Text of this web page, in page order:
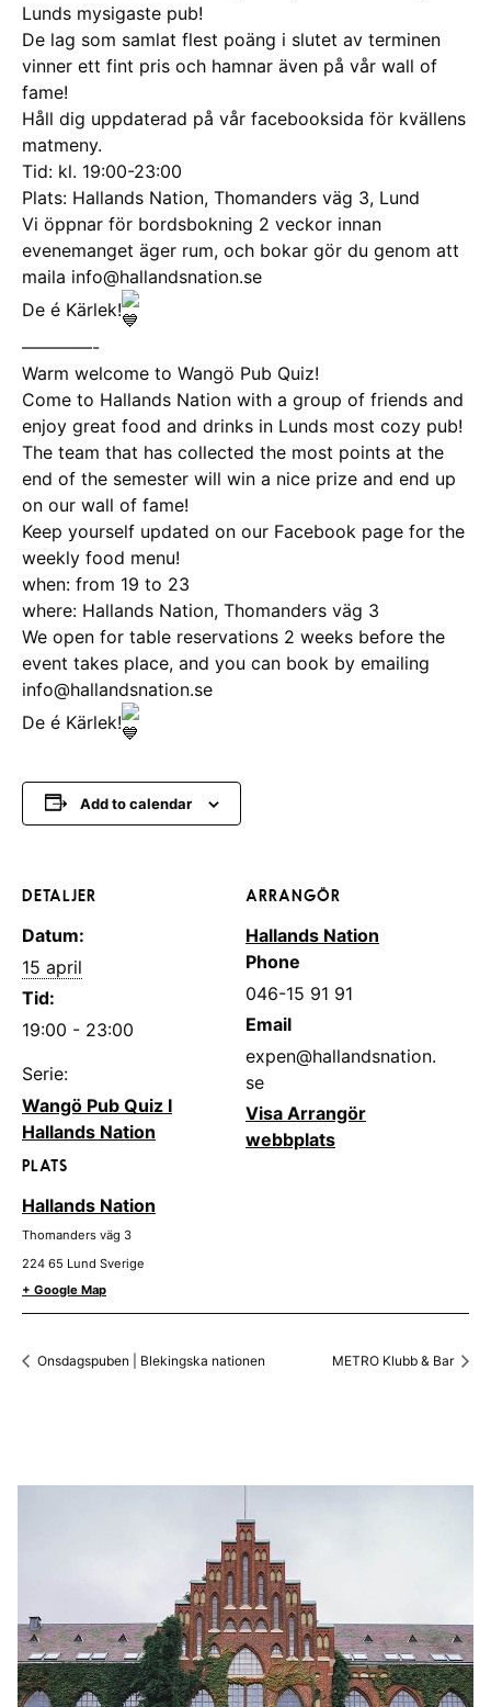
Lunds mysigaste pub!
De lag som samlat flest poäng i slutet av terminen
vinner ett fint pris och hamnar även på vår wall of
fame!
Håll dig uppdaterad på vår facebooksida för kvällens
matmeny.
Tid: kl. 19:00-23:00
Plats: Hallands Nation, Thomanders väg 3, Lund
Vi öppnar för bordsbokning 2 veckor innan
evenemanget äger rum, och bokar gör du genom att
maila info@hallandsnation.se
De é Kärlek!
————-
Warm welcome to Wangö Pub Quiz!
Come to Hallands Nation with a group of friends and
enjoy great food and drinks in Lunds most cozy pub!
The team that has collected the most points at the
end of the semester will win a nice prize and end up
on our wall of fame!
Keep yourself updated on our Facebook page for the
weekly food menu!
when: from 19 to 23
where: Hallands Nation, Thomanders väg 3
We open for table reservations 2 weeks before the
event takes place, and you can book by emailing
info@hallandsnation.se
De é Kärlek!
Add to calendar
DETALJER
Datum:
15 april
Tid:
19:00 - 23:00
Serie:
Wangö Pub Quiz I
Hallands Nation
PLATS
Hallands Nation
Thomanders väg 3
224 65 Lund Sverige
+ Google Map
ARRANGÖR
Hallands Nation
Phone
046-15 91 91
Email
expen@hallandsnation.
se
Visa Arrangör
webbplats
Onsdagspuben | Blekingska nationen METRO Klubb & Bar